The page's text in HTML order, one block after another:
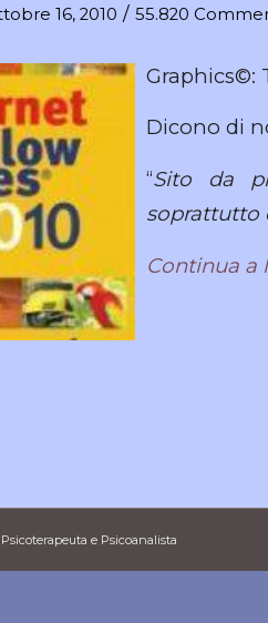
16, 2010 / 55.820
Graphics©:
Dicono di
“Sito da
soprattutto
Continua a
e Psicoanalista